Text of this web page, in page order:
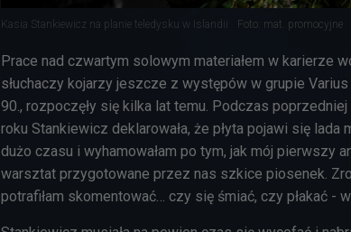
Kasia Stankiewicz na planie teledysku w Islandii Foto: mat. promocyjne
Prace nad czwartym solowym materiałem w karierze
słuchaczy kojarzy jeszcze z występów w grupie
90., rozpoczęły się kilka lat temu. Podczas
roku Stankiewicz deklarowała, że płyta pojawi się lada
dużo czasu i wyhamowałam po tym, jak mój pierwszy
warsztat przygotowane przez nas szkice piosenek.
potrafiłam skomentować… czy się śmiać, czy płakać -